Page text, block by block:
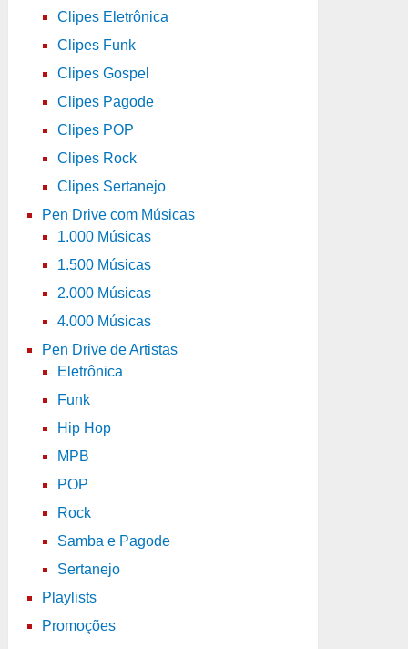
Clipes Eletrônica
Clipes Funk
Clipes Gospel
Clipes Pagode
Clipes POP
Clipes Rock
Clipes Sertanejo
Pen Drive com Músicas
1.000 Músicas
1.500 Músicas
2.000 Músicas
4.000 Músicas
Pen Drive de Artistas
Eletrônica
Funk
Hip Hop
MPB
POP
Rock
Samba e Pagode
Sertanejo
Playlists
Promoções